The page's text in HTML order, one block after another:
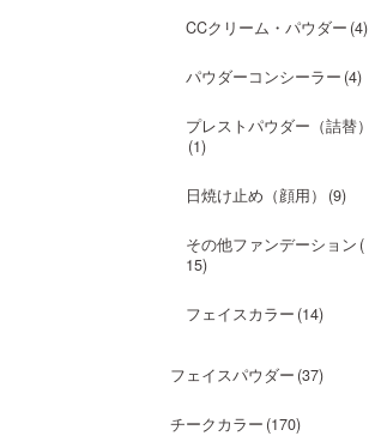
CCクリーム・パウダー 4
パウダーコンシーラー 4
プレストパウダー（詰替）
1
日焼け止め（顔用） 9
その他ファンデーション
15
フェイスカラー 14
フェイスパウダー 37
チークカラー 170